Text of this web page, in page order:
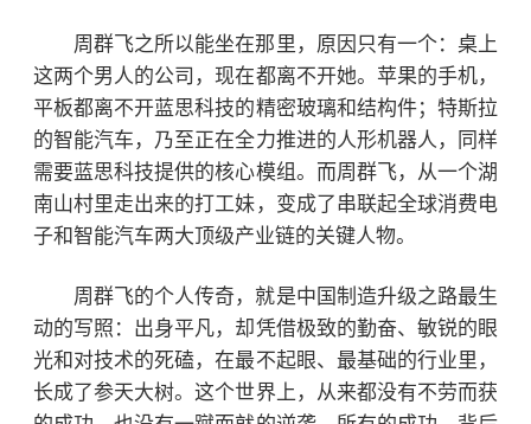
周群飞之所以能坐在那里，原因只有一个：桌上
这两个男人的公司，现在都离不开她。 苹果的手机，
平板都离不开蓝思科技的精密玻璃和结构件；特斯拉
的智能汽车，乃至正在全力推进的人形机器人，同样
需要蓝思科技提供的核心模组。而周群飞，从一个湖
南山村里走出来的打工妹，变成了串联起全球消费电
子和智能汽车两大顶级产业链的关键人物。
周群飞的个人传奇，就是中国制造升级之路最生
动的写照：出身平凡，却凭借极致的勤奋、敏锐的眼
光和对技术的死磕，在最不起眼、最基础的行业里，
长成了参天大树。这个世界上，从来都没有不劳而获